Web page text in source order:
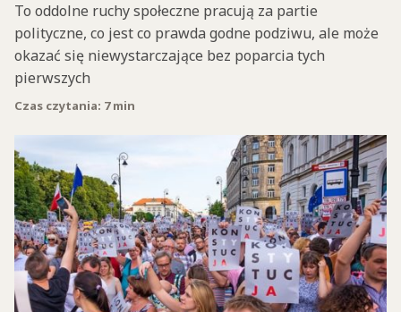
To oddolne ruchy społeczne pracują za partie
polityczne, co jest co prawda godne podziwu, ale może
okazać się niewystarczające bez poparcia tych
pierwszych
Czas czytania: 7 min